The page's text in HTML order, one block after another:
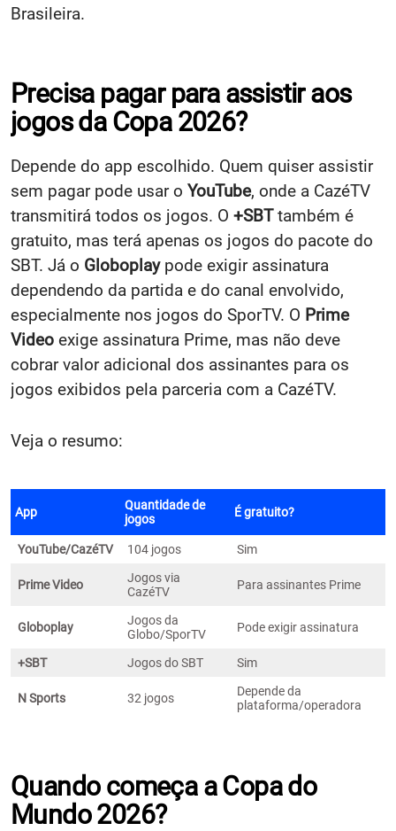
Brasileira.
Precisa pagar para assistir aos
jogos da Copa 2026?
Depende do app escolhido. Quem quiser assistir
sem pagar pode usar o YouTube, onde a CazéTV
transmitirá todos os jogos. O +SBTtambém é
gratuito, mas terá apenas os jogos do pacote do
SBT. Já o Globoplaypode exigir assinatura
dependendo da partida e do canal envolvido,
especialmente nos jogos do SporTV. O Prime
Video exige assinatura Prime, mas não deve
cobrar valor adicional dos assinantes para os
jogos exibidos pela parceria com a CazéTV.
Veja o resumo:
App
Quantidade de
jogos
É gratuito?
YouTube/CazéTV 104 jogos Sim
Prime Video
Jogos via
CazéTV
Para assinantes Prime
Globoplay
Jogos da
Globo/SporTV
Pode exigir assinatura
+SBT Jogos do SBT Sim
N Sports 32 jogos
Depende da
plataforma/operadora
Quando começa a Copa do
Mundo 2026?